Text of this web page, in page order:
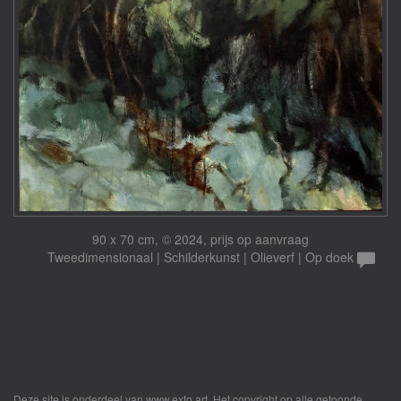
90 x 70 cm, © 2024, prijs op aanvraag
Tweedimensionaal | Schilderkunst | Olieverf | Op doek